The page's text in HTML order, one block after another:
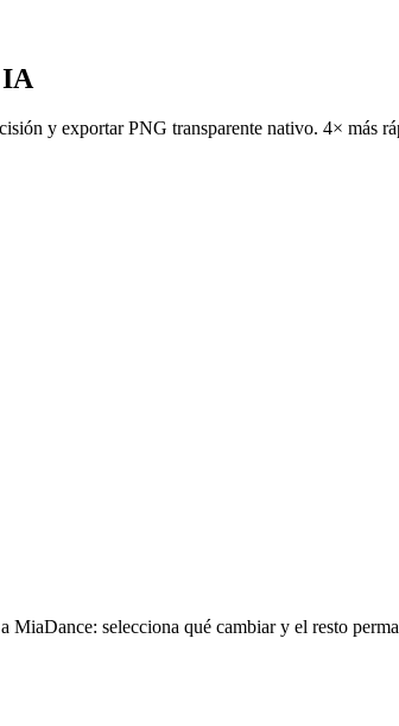
IA
y exportar PNG transparente nativo. 4× más
selecciona qué cambiar y el resto